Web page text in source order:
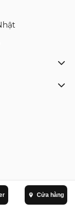
Cửa hàng